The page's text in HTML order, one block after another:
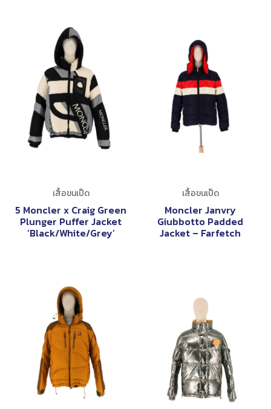
เสื้อขนเป็ด
5 Moncler x Craig Green
Plunger Puffer Jacket
‘Black/White/Grey’
เสื้อขนเป็ด
Moncler Janvry
Giubbotto Padded
Jacket – Farfetch